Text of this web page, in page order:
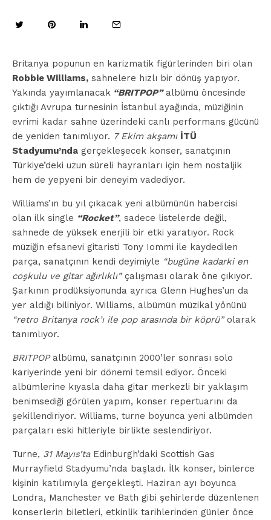
Britanya popunun en karizmatik figürlerinden biri olan
Robbie Williams, sahnelere hızlı bir dönüş yapıyor.
Yakında yayımlanacak “BRITPOP”albümü öncesinde
çıktığı Avrupa turnesinin İstanbul ayağında, müziğinin
evrimi kadar sahne üzerindeki canlı performans gücünü
de yeniden tanımlıyor. 7 Ekim akşamı İTÜ
Stadyumu’nda gerçekleşecek konser, sanatçının
Türkiye’deki uzun süreli hayranları için hem nostaljik
hem de yepyeni bir deneyim vadediyor.
Williams’ın bu yıl çıkacak yeni albümünün habercisi
olan ilk single “Rocket”, sadece listelerde değil,
sahnede de yüksek enerjili bir etki yaratıyor. Rock
müziğin efsanevi gitaristi Tony Iommi ile kaydedilen
parça, sanatçının kendi deyimiyle “bugüne kadarki en
coşkulu ve gitar ağırlıklı”çalışması olarak öne çıkıyor.
Şarkının prodüksiyonunda ayrıca Glenn Hughes’un da
yer aldığı biliniyor. Williams, albümün müzikal yönünü
“retro Britanya rock’ı ile pop arasında bir köprü”olarak
tanımlıyor.
BRITPOPalbümü, sanatçının 2000’ler sonrası solo
kariyerinde yeni bir dönemi temsil ediyor. Önceki
albümlerine kıyasla daha gitar merkezli bir yaklaşım
benimsediği görülen yapım, konser repertuarını da
şekillendiriyor. Williams, turne boyunca yeni albümden
parçaları eski hitleriyle birlikte seslendiriyor.
Turne, 31 Mayıs’taEdinburgh’daki Scottish Gas
Murrayfield Stadyumu’nda başladı. İlk konser, binlerce
kişinin katılımıyla gerçekleşti. Haziran ayı boyunca
Londra, Manchester ve Bath gibi şehirlerde düzenlenen
konserlerin biletleri, etkinlik tarihlerinden günler önce